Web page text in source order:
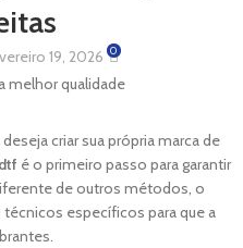
19, 2026 0
criar sua própria marca de
é o primeiro passo para garantir
de outros métodos, o
específicos para que a